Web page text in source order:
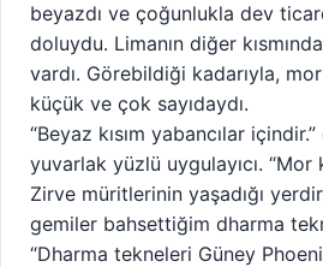
beyazdı ve çoğunlukla dev
doluydu. Limanın diğer
vardı. Görebildiği kadarıyla,
küçük ve çok sayıdaydı.
“Beyaz kısım yabancılar içindir.”
yuvarlak yüzlü uygulayıcı. “Mor
Zirve müritlerinin yaşadığı
gemiler bahsettiğim dharma
“Dharma tekneleri Güney